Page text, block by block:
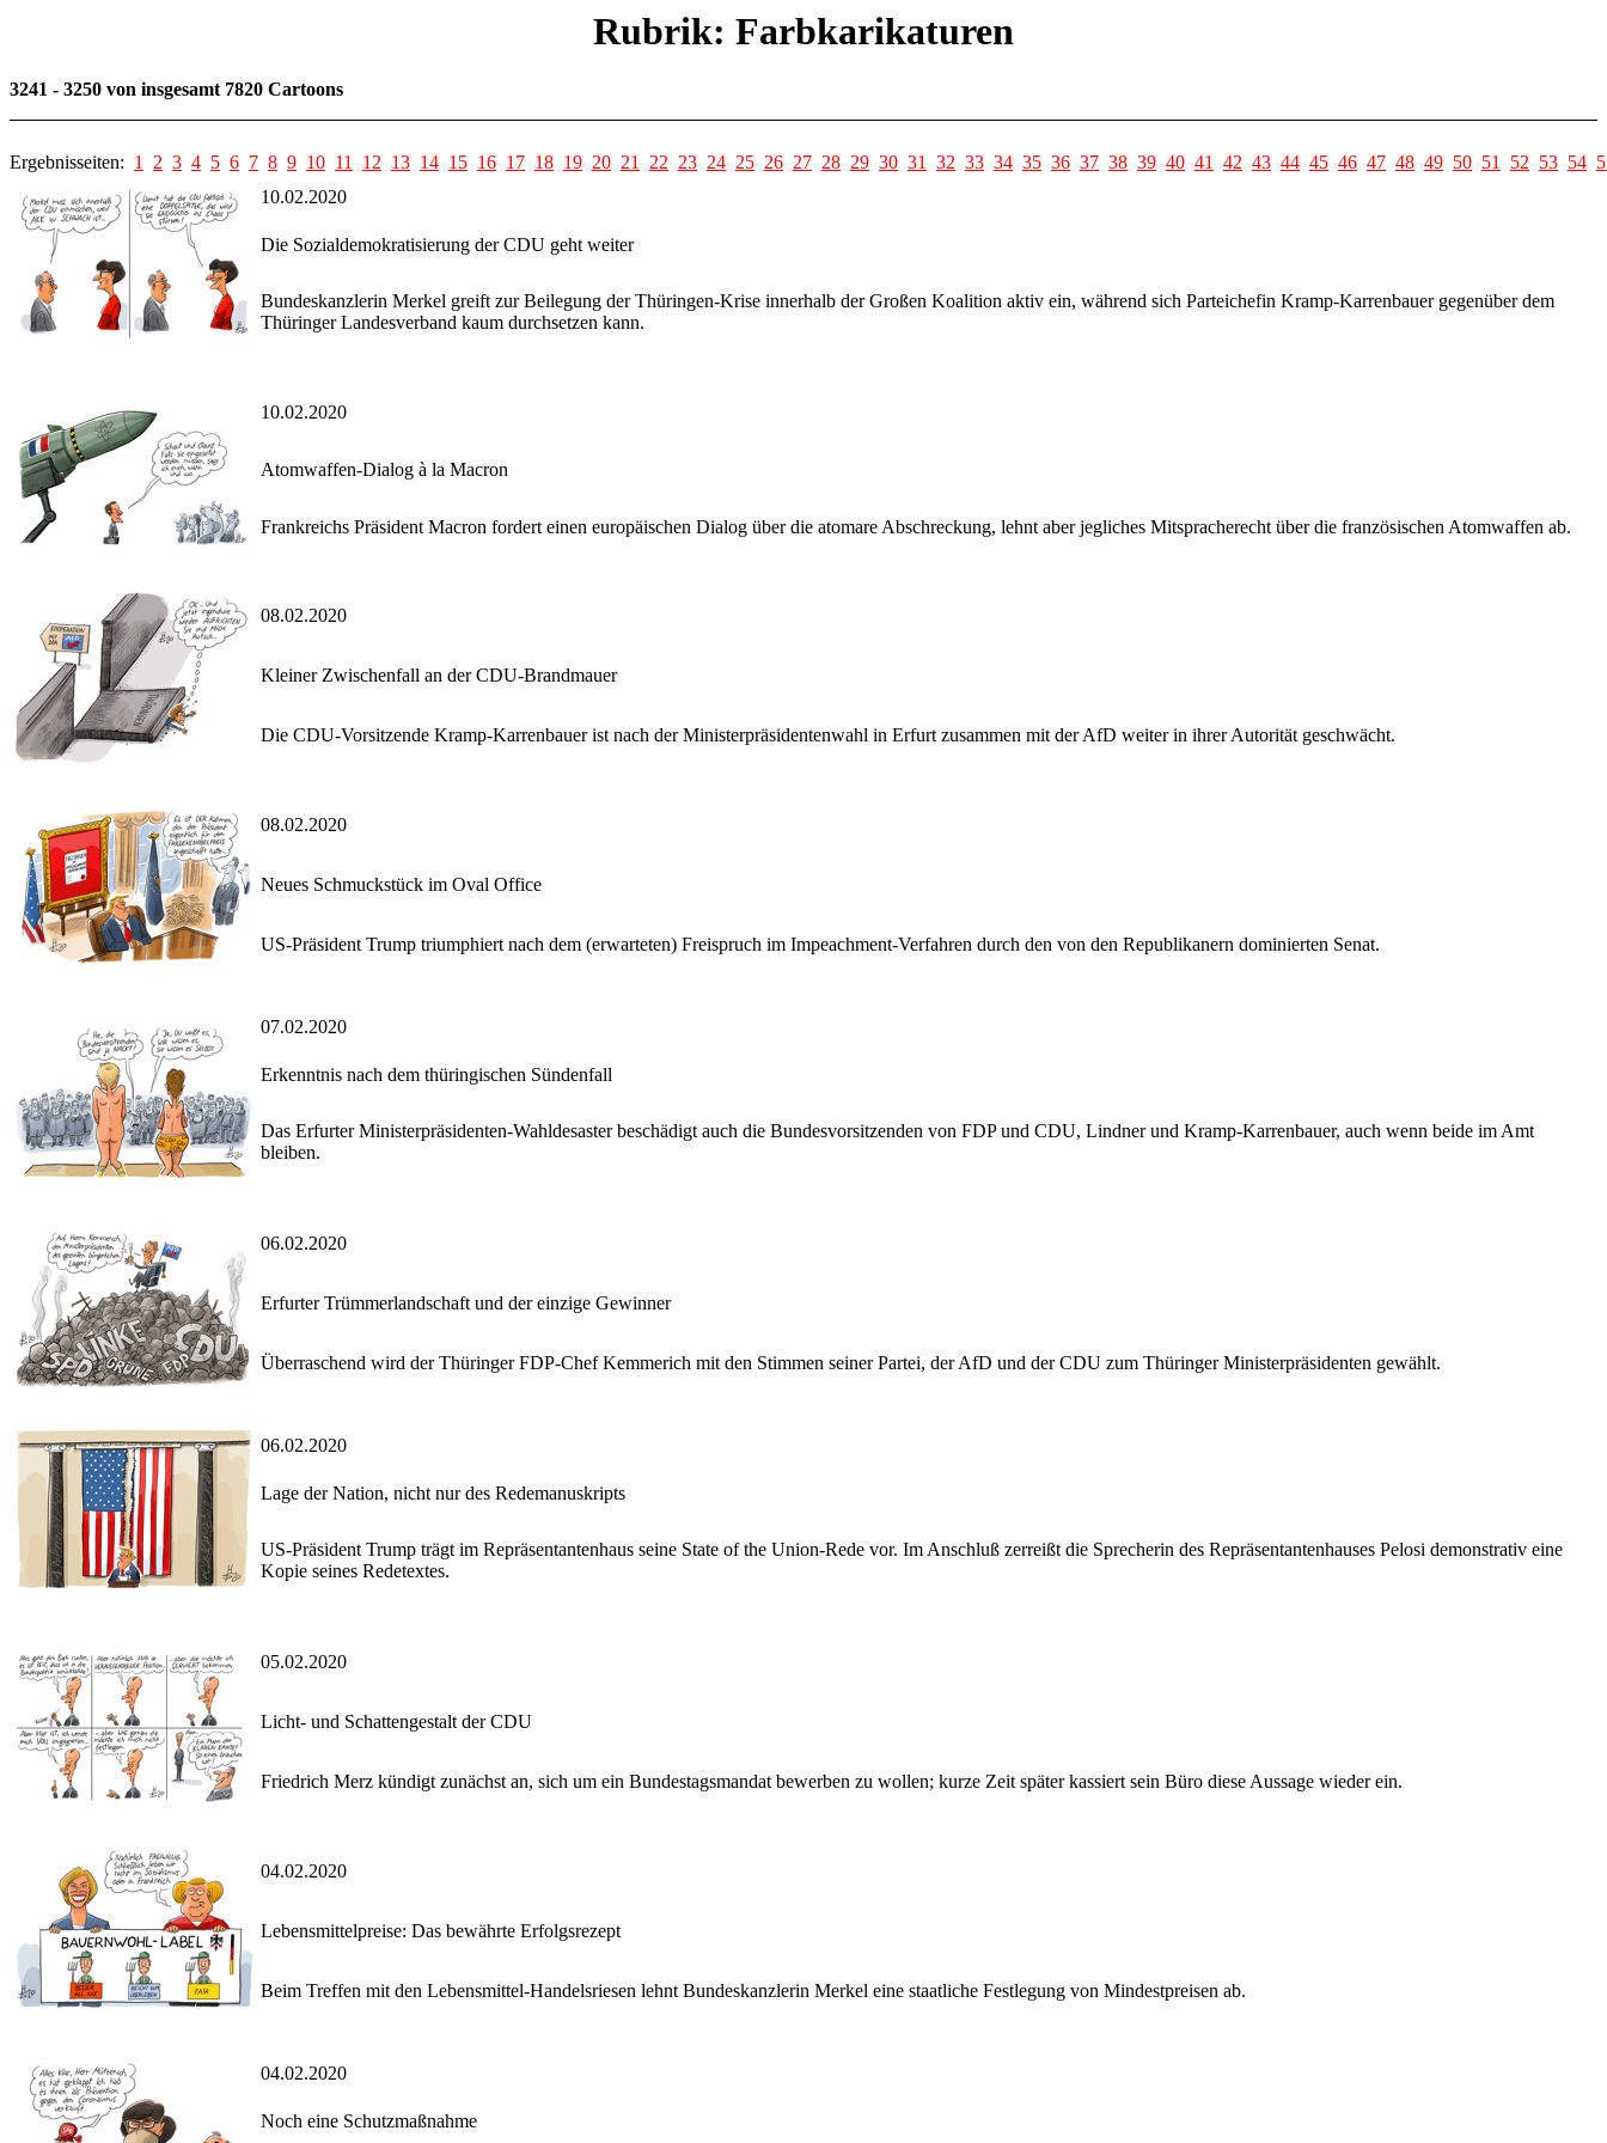
Rubrik: Farbkarikaturen
3241 - 3250 von insgesamt 7820 Cartoons
Ergebnisseiten: 1 2 3 4 5 6 7 8 9 10 11 12 13 14 15 16 17 18 19 20 21 22 23 24 25 26 27 28 29 30 31 32 33 34 35 36 37 38 39 40 41 42 43 44 45 46 47 48 49 50 51 52 53 54
10.02.2020
Die Sozialdemokratisierung der CDU geht weiter
Bundeskanzlerin Merkel greift zur Beilegung der Thüringen-Krise innerhalb der Großen Koalition aktiv ein, während sich Parteichefin Kramp-Karrenbauer gegenüber dem
Thüringer Landesverband kaum durchsetzen kann.
10.02.2020
Atomwaffen-Dialog à la Macron
Frankreichs Präsident Macron fordert einen europäischen Dialog über die atomare Abschreckung, lehnt aber jegliches Mitspracherecht über die französischen Atomwaffen ab.
08.02.2020
Kleiner Zwischenfall an der CDU-Brandmauer
Die CDU-Vorsitzende Kramp-Karrenbauer ist nach der Ministerpräsidentenwahl in Erfurt zusammen mit der AfD weiter in ihrer Autorität geschwächt.
08.02.2020
Neues Schmuckstück im Oval Office
US-Präsident Trump triumphiert nach dem (erwarteten) Freispruch im Impeachment-Verfahren durch den von den Republikanern dominierten Senat.
07.02.2020
Erkenntnis nach dem thüringischen Sündenfall
Das Erfurter Ministerpräsidenten-Wahldesaster beschädigt auch die Bundesvorsitzenden von FDP und CDU, Lindner und Kramp-Karrenbauer, auch wenn beide im Amt
bleiben.
06.02.2020
Erfurter Trümmerlandschaft und der einzige Gewinner
Überraschend wird der Thüringer FDP-Chef Kemmerich mit den Stimmen seiner Partei, der AfD und der CDU zum Thüringer Ministerpräsidenten gewählt.
06.02.2020
Lage der Nation, nicht nur des Redemanuskripts
US-Präsident Trump trägt im Repräsentantenhaus seine State of the Union-Rede vor. Im Anschluß zerreißt die Sprecherin des Repräsentantenhauses Pelosi demonstrativ eine
Kopie seines Redetextes.
05.02.2020
Licht- und Schattengestalt der CDU
Friedrich Merz kündigt zunächst an, sich um ein Bundestagsmandat bewerben zu wollen; kurze Zeit später kassiert sein Büro diese Aussage wieder ein.
04.02.2020
Lebensmittelpreise: Das bewährte Erfolgsrezept
Beim Treffen mit den Lebensmittel-Handelsriesen lehnt Bundeskanzlerin Merkel eine staatliche Festlegung von Mindestpreisen ab.
04.02.2020
Noch eine Schutzmaßnahme